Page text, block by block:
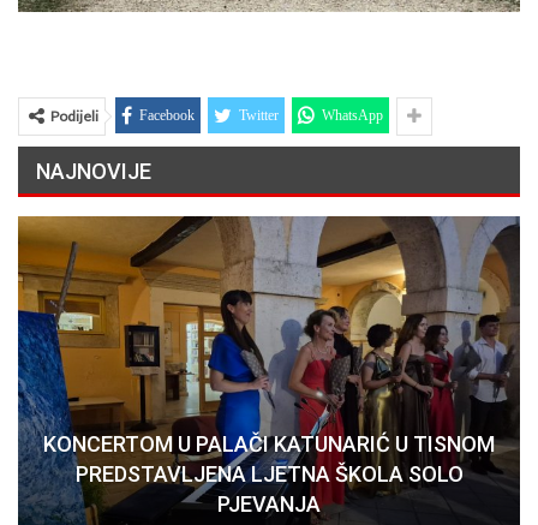
Podijeli Facebook Twitter WhatsApp
NAJNOVIJE
KONCERTOM U PALAČI KATUNARIĆ U TISNOM
PREDSTAVLJENA LJETNA ŠKOLA SOLO
PJEVANJA